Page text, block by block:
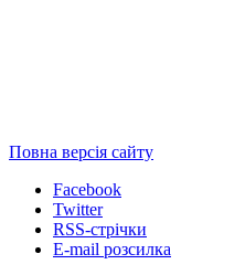
Повна версія сайту
Facebook
Twitter
RSS-стрічки
E-mail розсилка